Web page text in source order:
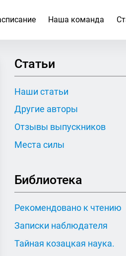
Наша команда
Статьи
Наши статьи
Другие авторы
Отзывы выпускников
Места силы
Библиотека
Рекомендовано к чтению
Записки наблюдателя
Тайная козацкая наука.